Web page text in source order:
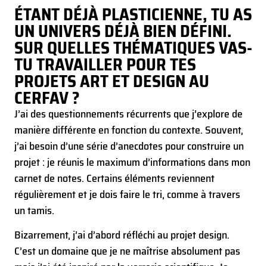
ÉTANT DÉJÀ PLASTICIENNE, TU AS
UN UNIVERS DÉJÀ BIEN DÉFINI.
SUR QUELLES THÉMATIQUES VAS-
TU TRAVAILLER POUR TES
PROJETS ART ET DESIGN AU
CERFAV ?
J’ai des questionnements récurrents que j’explore de
manière différente en fonction du contexte. Souvent,
j’ai besoin d’une série d’anecdotes pour construire un
projet : je réunis le maximum d’informations dans mon
carnet de notes. Certains éléments reviennent
régulièrement et je dois faire le tri, comme à travers
un tamis.
Bizarrement, j’ai d’abord réfléchi au projet design.
C’est un domaine que je ne maîtrise absolument pas